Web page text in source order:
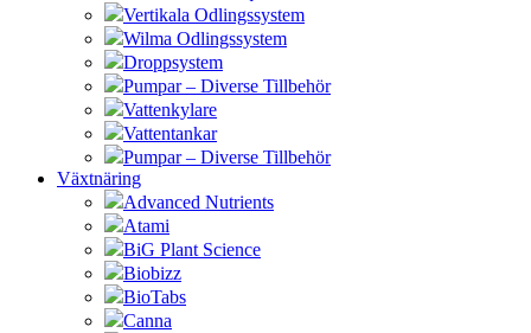
Vertikala Odlingssystem
Wilma Odlingssystem
Droppsystem
Pumpar – Diverse Tillbehör
Vattenkylare
Vattentankar
Pumpar – Diverse Tillbehör
Växtnäring
Advanced Nutrients
Atami
BiG Plant Science
Biobizz
BioTabs
Canna